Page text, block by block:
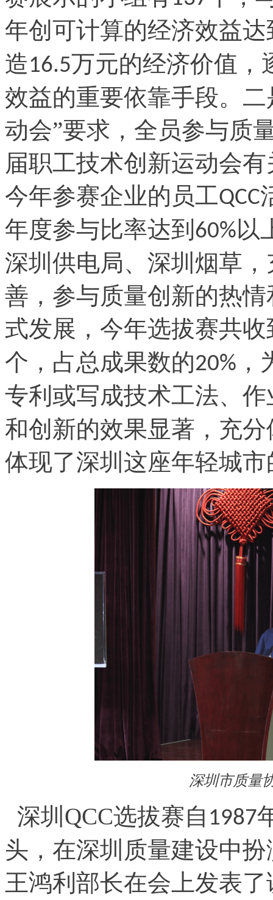
年创可计算的经济效益达
造16.5万元的经济价值，
效益的重要依靠手段。
动会”要求，全员参与质
届职工技术创新运动会
今年参赛企业的员工QCC
年度参与比率达到 60%以
深圳供电局、深圳烟草
善，参与质量创新的热
式发展，今年选拔赛共
个，占总成果数的20%
专利或写成技术工法、
和创新的效果显著，充
体现了深圳这座年轻城
深圳市质量
深圳QCC选拔赛自 1987
头，在深圳质量建设中
王鸿利部长在会上发表